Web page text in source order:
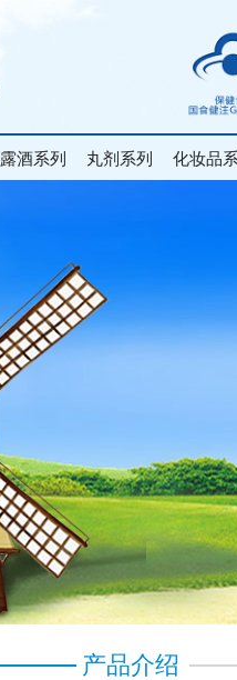
露酒系列 丸剂系列 化妆品
产品介绍